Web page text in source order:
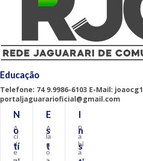
Educação
Telefone: 74 9.9986-6103 E-Mail:
portaljaguararioficial@gmail.com
N
o
tí
A
ci
d
e
E
s
t
A
la
g
o
I
n
s
B
a
hi
a